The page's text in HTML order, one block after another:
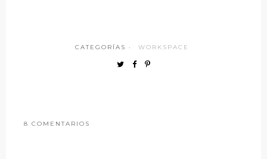
CATEGORÍAS · WORKSPACE
8 COMENTARIOS